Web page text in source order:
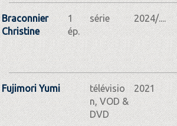
Braconnier
Christine
1
ép.
série 2024/....
Fujimori Yumi
télévisio
n, VOD &
DVD
2021